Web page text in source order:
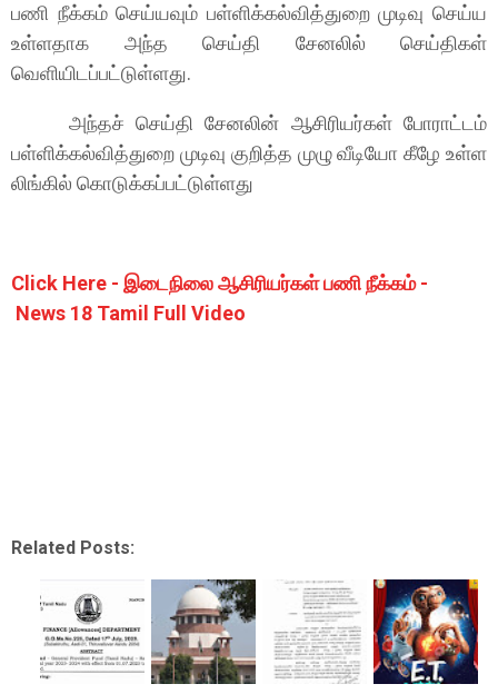
பணி நீக்கம் செய்யவும் பள்ளிக்கல்வித்துறை முடிவு செய்ய
உள்ளதாக அந்த செய்தி சேனலில் செய்திகள்
வெளியிடப்பட்டுள்ளது.
அந்தச் செய்தி சேனலின் ஆசிரியர்கள் போராட்டம்
பள்ளிக்கல்வித்துறை முடிவு குறித்த முழு வீடியோ கீழே உள்ள
லிங்கில் கொடுக்கப்பட்டுள்ளது
Click Here - இடைநிலை ஆசிரியர்கள் பணி நீக்கம் -
News 18 Tamil Full Video
Related Posts: